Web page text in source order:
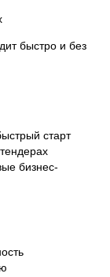
быстро и без
старт
бизнес-